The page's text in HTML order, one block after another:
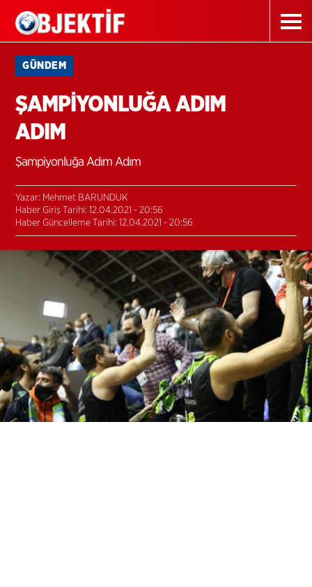
GÜNDEM
ŞAMPİYONLUĞA ADIM
ADIM
Şampiyonluğa Adım Adım
Yazar: Mehmet BARUNDUK
Haber Giriş Tarihi: 12.04.2021 - 20:56
Haber Güncelleme Tarihi: 12.04.2021 - 20:56